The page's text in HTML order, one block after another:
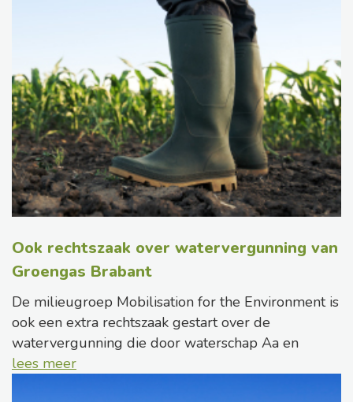
Ook rechtszaak over watervergunning van
Groengas Brabant
De milieugroep Mobilisation for the Environment is
ook een extra rechtszaak gestart over de
watervergunning die door waterschap Aa en
lees meer